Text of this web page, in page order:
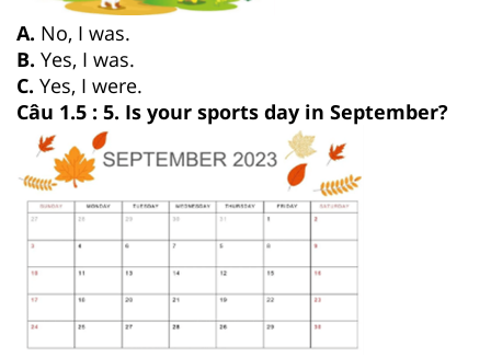
A. No, I was.
B. Yes, I was.
C. Yes, I were.
Câu 1.5 : 5. Is your sports day in September?